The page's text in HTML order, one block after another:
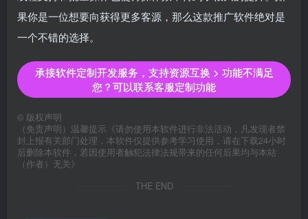
果你是一位想要向获得更多客源，那么这款推广软件绝对是
一个不错的选择。
承接软件定制开发服务，支持资源互换 > 功能不满足
您？可以联系客服定制功能
© 版权声明
（免责声明）温馨提示《请勿使用本软件进行非法活动，凡发现者禁
封上报有关部门处理，本软件仅提供参考学习使用，请在下载24小时
后删除本软件，若因使用者触犯法律法规带来的任何后果均与本站
（作者）无关》
THE END